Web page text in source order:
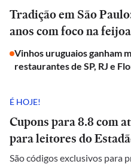
Tradição em São
anos com foco na
Vinhos uruguaios ganham
restaurantes de SP, RJ e
É HOJE!
Cupons para 8.8 com
para leitores do
São códigos exclusivos para